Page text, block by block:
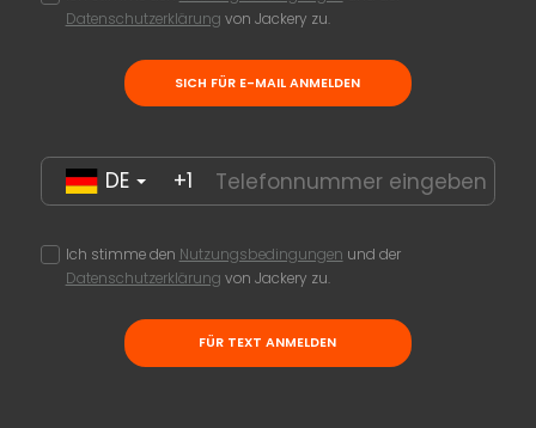
Datenschutzerklärung von Jackery zu.
SICH FÜR E-MAIL ANMELDEN
DE +1
Ich stimme den Nutzungsbedingungen und der
Datenschutzerklärung von Jackery zu.
FÜR TEXT ANMELDEN